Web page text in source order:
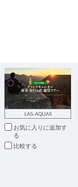
LAS-AQUAS
お気に入りに追加
比較